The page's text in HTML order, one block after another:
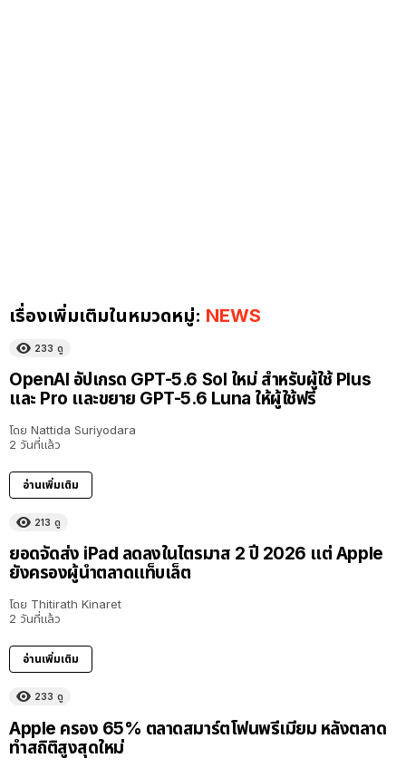
เรื่องเพิ่มเติมในหมวดหมู่: NEWS
233 ดู
OpenAI อัปเกรด GPT-5.6 Sol ใหม่ สำหรับผู้ใช้ Plus
และ Pro และขยาย GPT-5.6 Luna ให้ผู้ใช้ฟรี
โดย Nattida Suriyodara
2 วันที่แล้ว
อ่านเพิ่มเติม
213 ดู
ยอดจัดส่ง iPad ลดลงในไตรมาส 2 ปี 2026 แต่ Apple
ยังครองผู้นำตลาดแท็บเล็ต
โดย Thitirath Kinaret
2 วันที่แล้ว
อ่านเพิ่มเติม
233 ดู
Apple ครอง 65% ตลาดสมาร์ตโฟนพรีเมียม หลังตลาด
ทำสถิติสูงสุดใหม่